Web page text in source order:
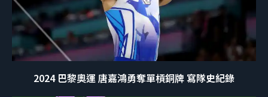
2024 巴黎奧運 唐嘉鴻勇奪單槓銅牌 寫隊史紀錄